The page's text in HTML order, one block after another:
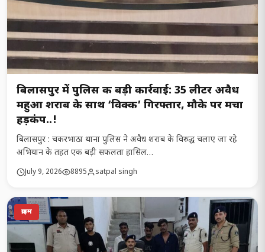
बिलासपुर में पुलिस की बड़ी कार्रवाई: 35 लीटर अवैध
महुआ शराब के साथ ‘विक्की’ गिरफ्तार, मौके पर मचा
हड़कंप..!
बिलासपुर : चकरभाठा थाना पुलिस ने अवैध शराब के विरुद्ध चलाए जा रहे
अभियान के तहत एक बड़ी सफलता हासिल…
July 9, 2026 8895 satpal singh
क्राइम